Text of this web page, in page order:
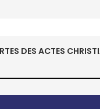
DES ACTES